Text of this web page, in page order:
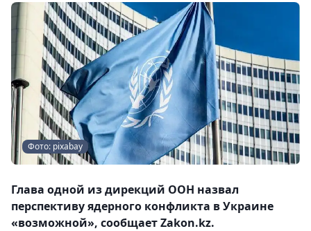
Фото: pixabay
Глава одной из дирекций ООН назвал
перспективу ядерного конфликта в Украине
«возможной», сообщает Zakon.kz.